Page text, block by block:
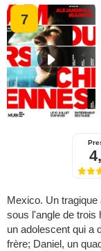
7
Mexico. Un
sous l'angle de trois
un adolescent qui a
frère; Daniel, un